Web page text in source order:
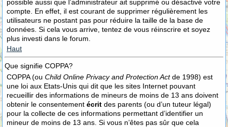
possible aussi que l’administrateur ait supprimé ou désactivé votre
compte. En effet, il est courant de supprimer régulièrement les
utilisateurs ne postant pas pour réduire la taille de la base de
données. Si cela vous arrive, tentez de vous réinscrire et soyez
plus investi dans le forum.
Haut
Que signifie COPPA?
COPPA (ou Child Online Privacy and Protection Actde 1998) est
une loi aux Etats-Unis qui dit que les sites Internet pouvant
recueillir des informations de mineurs de moins de 13 ans doivent
obtenir le consentement écrit des parents (ou d’un tuteur légal)
pour la collecte de ces informations permettant d’identifier un
mineur de moins de 13 ans. Si vous n’êtes pas sûr que cela